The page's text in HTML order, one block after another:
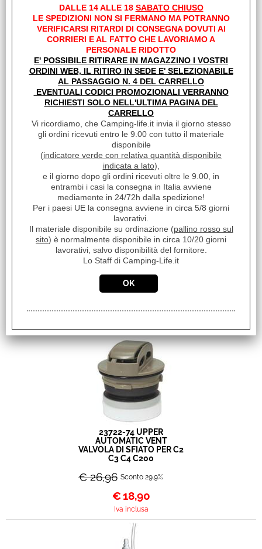
12.06.2018
Prodotto molto buono, però non economico, si potrebbe rivedere
il prezzo, magari portandolo a un valore meno alto. Proporre un
prezzo più vantaggioso equivale a una vendita di un maggior
numero di prodotti e di clienti. Spedizione e consegna tempestivi.
Buon lavoro.
I clienti che hanno acquistato questo prodotto,
hanno scelto anche questi articoli
POMPA PRESSOSTATO 12V
TRAIL KING JUNIOR
7LT/MIN SHURFLO 20PSI
€ 111,00 Sconto 42.3%
€ 64,00
23722-74 UPPER
AUTOMATIC VENT
VALVOLA DI SFIATO PER C2
C3 C4 C200
€ 26,96 Sconto 29.9%
€18,90
Iva inclusa
DALLE 14 ALLE 18 SABATO CHIUSO
LE SPEDIZIONI NON SI FERMANO MA POTRANNO
VERIFICARSI RITARDI DI CONSEGNA DOVUTI AI
CORRIERI E AL FATTO CHE LAVORIAMO A
PERSONALE RIDOTTO
E' POSSIBILE RITIRARE IN MAGAZZINO I VOSTRI
ORDINI WEB, IL RITIRO IN SEDE E' SELEZIONABILE
AL PASSAGGIO N. 4 DEL CARRELLO
EVENTUALI CODICI PROMOZIONALI VERRANNO
RICHIESTI SOLO NELL'ULTIMA PAGINA DEL
CARRELLO
Vi ricordiamo, che Camping-life.it invia il giorno stesso
gli ordini ricevuti entro le 9.00 con tutto il materiale
disponibile
(indicatore verde con relativa quantità disponibile
indicata a lato),
e il giorno dopo gli ordini ricevuti oltre le 9.00, in
entrambi i casi la consegna in Italia avviene
mediamente in 24/72h dalla spedizione!
Per i paesi UE la consegna avviene in circa 5/8 giorni
lavorativi.
Il materiale disponibile su ordinazione (pallino rosso sul
sito) è normalmente disponibile in circa 10/20 giorni
lavorativi, salvo disponibilità del fornitore.
Lo Staff di Camping-Life.it